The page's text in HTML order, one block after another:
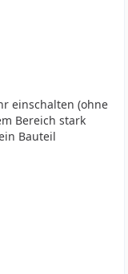
einschalten (ohne
Bereich stark
Bauteil